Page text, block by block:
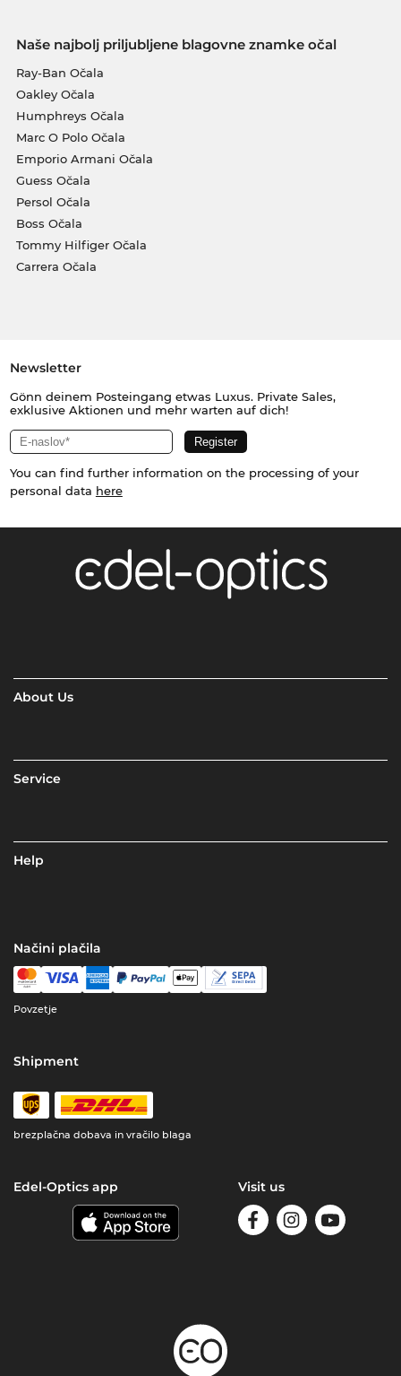
Naše najbolj priljubljene blagovne znamke očal
Ray-Ban Očala
Oakley Očala
Humphreys Očala
Marc O Polo Očala
Emporio Armani Očala
Guess Očala
Persol Očala
Boss Očala
Tommy Hilfiger Očala
Carrera Očala
Newsletter
Gönn deinem Posteingang etwas Luxus. Private Sales,
exklusive Aktionen und mehr warten auf dich!
You can find further information on the processing of your
personal data here
About Us
Service
Help
Načini plačila
Povzetje
Shipment
brezplačna dobava in vračilo blaga
Edel-Optics app Visit us